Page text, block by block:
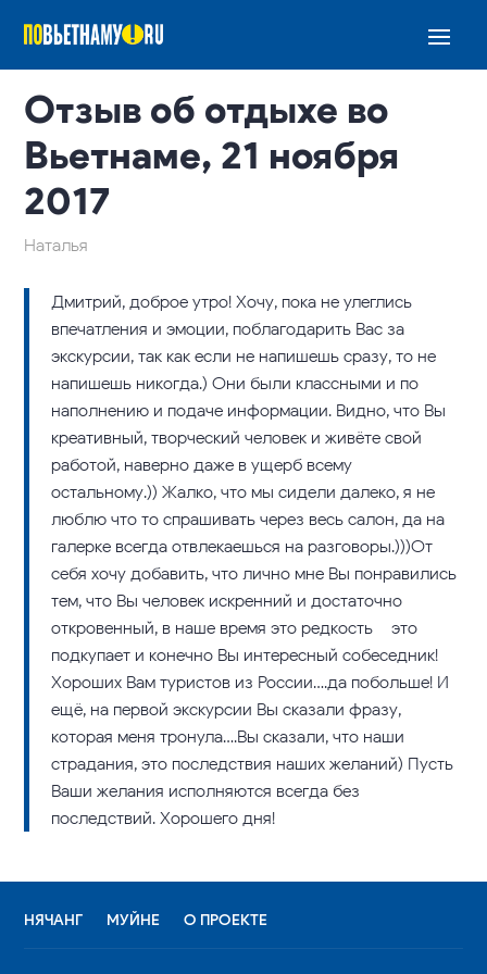
Отзыв об отдыхе во
Вьетнаме, 21 ноября
2017
Наталья
Дмитрий, доброе утро! Хочу, пока не улеглись
впечатления и эмоции, поблагодарить Вас за
экскурсии, так как если не напишешь сразу, то не
напишешь никогда.) Они были классными и по
наполнению и подаче информации. Видно, что Вы
креативный, творческий человек и живёте свой
работой, наверно даже в ущерб всему
остальному.)) Жалко, что мы сидели далеко, я не
люблю что то спрашивать через весь салон, да на
галерке всегда отвлекаешься на разговоры.)))От
себя хочу добавить, что лично мне Вы понравились
тем, что Вы человек искренний и достаточно
откровенный, в наше время это редкость – это
подкупает и конечно Вы интересный собеседник!
Хороших Вам туристов из России….да побольше! И
ещё, на первой экскурсии Вы сказали фразу,
которая меня тронула….Вы сказали, что наши
страдания, это последствия наших желаний) Пусть
Ваши желания исполняются всегда без
последствий. Хорошего дня!
НЯЧАНГ МУЙНЕ О ПРОЕКТЕ